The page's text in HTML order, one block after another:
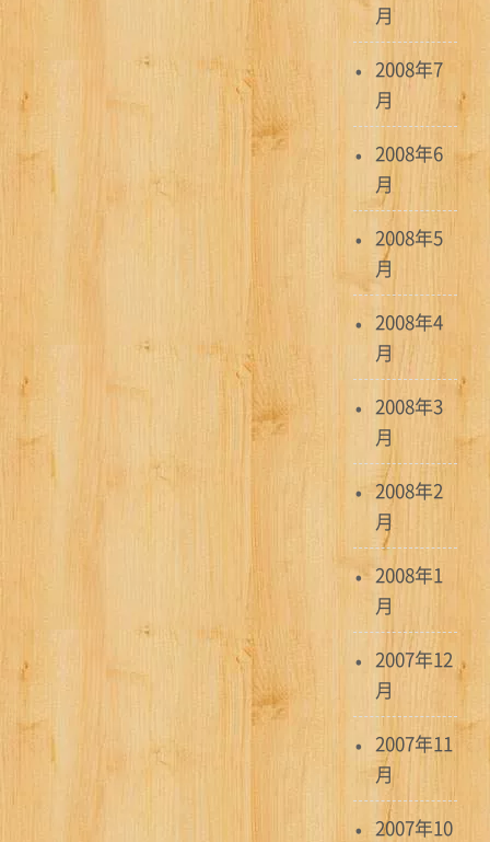
月
2008年7
月
2008年6
月
2008年5
月
2008年4
月
2008年3
月
2008年2
月
2008年1
月
2007年12
月
2007年11
月
2007年10